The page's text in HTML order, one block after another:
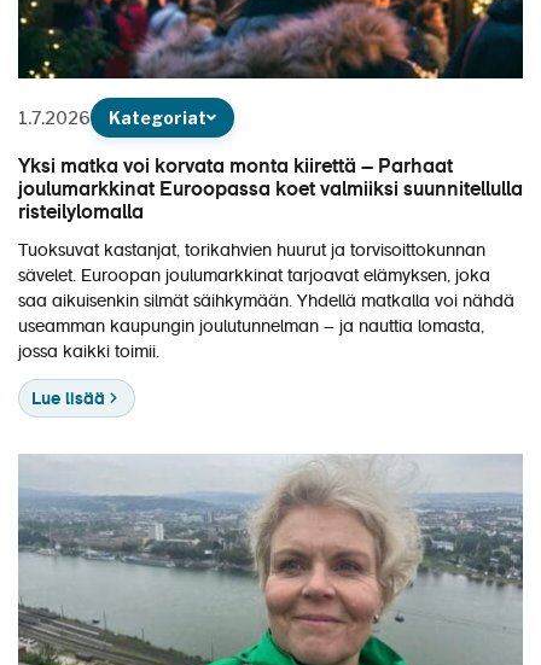
Matkatyypit
Matkakalenteri
Laivat
Hyvä tietää
Meistä
1.7.2026 Kategoriat
Yksi matka voi korvata monta kiirettä – Parhaat
joulumarkkinat Euroopassa koet valmiiksi suunnitellulla
risteilylomalla
Tuoksuvat kastanjat, torikahvien huurut ja torvisoittokunnan
sävelet. Euroopan joulumarkkinat tarjoavat elämyksen, joka
saa aikuisenkin silmät säihkymään. Yhdellä matkalla voi nähdä
useamman kaupungin joulutunnelman – ja nauttia lomasta,
jossa kaikki toimii.
Lue lisää